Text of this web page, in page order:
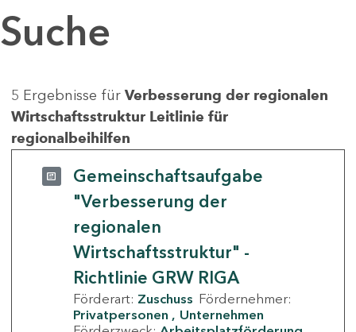
Suche
5 Ergebnisse für Verbesserung der regionalen
Wirtschaftsstruktur Leitlinie für
regionalbeihilfen
Gemeinschaftsaufgabe
"Verbesserung der
regionalen
Wirtschaftsstruktur" -
Richtlinie GRW RIGA
Förderart: Zuschuss Fördernehmer:
Privatpersonen
Unternehmen